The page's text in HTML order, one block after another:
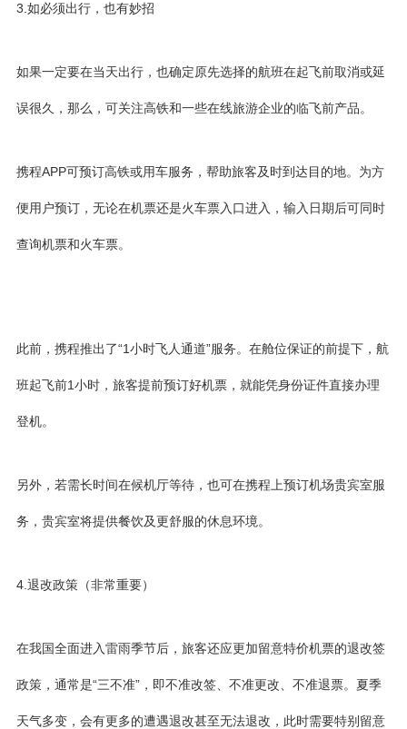
3.如必须出行，也有妙招
如果一定要在当天出行，也确定原先选择的航班在起飞前取消或延
误很久，那么，可关注高铁和一些在线旅游企业的临飞前产品。
携程APP可预订高铁或用车服务，帮助旅客及时到达目的地。为方
便用户预订，无论在机票还是火车票入口进入，输入日期后可同时
查询机票和火车票。​
此前，携程推出了“1小时飞人通道”服务。在舱位保证的前提下，航
班起飞前1小时，旅客提前预订好机票，就能凭身份证件直接办理
登机。
另外，若需长时间在候机厅等待，也可在携程上预订机场贵宾室服
务，贵宾室将提供餐饮及更舒服的休息环境。
4.退改政策（非常重要）
在我国全面进入雷雨季节后，旅客还应更加留意特价机票的退改签
政策，通常是“三不准”，即不准改签、不准更改、不准退票。夏季
天气多变，会有更多的遭遇退改甚至无法退改，此时需要特别留意